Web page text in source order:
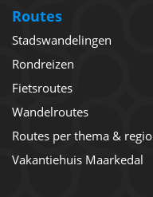
Routes
Stadswandelingen
Rondreizen
Fietsroutes
Wandelroutes
Routes per thema & regio
Vakantiehuis Maarkedal